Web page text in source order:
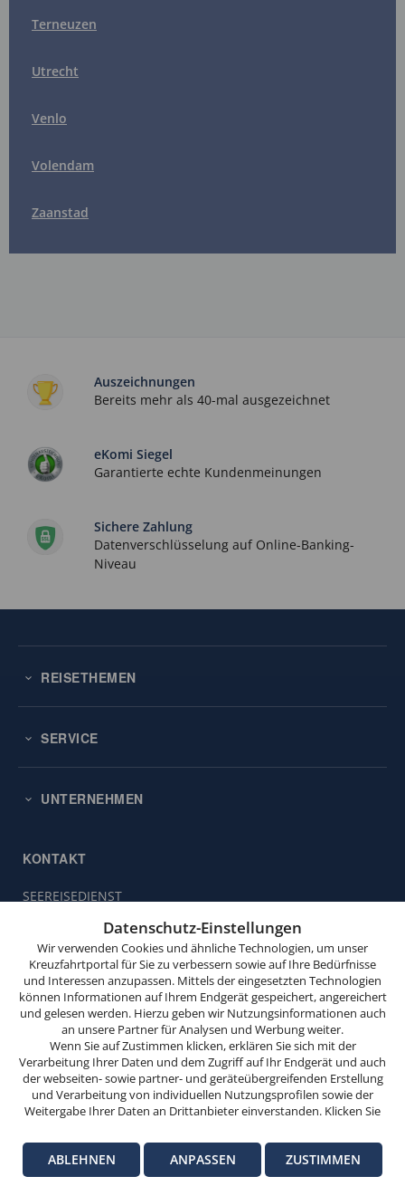
Terneuzen
Utrecht
Venlo
Volendam
Zaanstad
Auszeichnungen
Bereits mehr als 40-mal ausgezeichnet
eKomi Siegel
Garantierte echte Kundenmeinungen
Sichere Zahlung
Datenverschlüsselung auf Online-Banking-
Niveau
REISETHEMEN
SERVICE
UNTERNEHMEN
KONTAKT
SEEREISEDIENST
47119 Duisburg
Buchungsservice:0203 / 30 98 00
(Mo. bis Fr. von 9.00 bis 18.00 Uhr,
Sa. von 10.00 bis 15.00 Uhr,
So. von 10.00 bis 13.00 Uhr,
außer feiertags)
info@seereisedienst.de
ImpressumDatenschutz-Informationen
Datenschutz-Einstellungen
Versicherungsvertrag widerrufen
Diese
verwendet
Cookies.
Wenn
Sie
weitersurfen,
stimmen
Sie
der
Cookie-
OK
Datenschutz-Einstellungen
Wir verwenden Cookies und ähnliche Technologien, um unser
Kreuzfahrtportal für Sie zu verbessern sowie auf Ihre Bedürfnisse
und Interessen anzupassen. Mittels der eingesetzten Technologien
können Informationen auf Ihrem Endgerät gespeichert, angereichert
und gelesen werden. Hierzu geben wir Nutzungsinformationen auch
an unsere Partner für Analysen und Werbung weiter.
Wenn Sie auf Zustimmen klicken, erklären Sie sich mit der
Verarbeitung Ihrer Daten und dem Zugriff auf Ihr Endgerät und auch
der webseiten- sowie partner- und geräteübergreifenden Erstellung
und Verarbeitung von individuellen Nutzungsprofilen sowie der
Weitergabe Ihrer Daten an Drittanbieter einverstanden. Klicken Sie
notwendigen Verarbeitungen zustimmen möchten. Klicken Sie auf
Anpassen, um einzelnen Anbietern die Zustimmung zu erteilen.
Weitere Informationen finden Sie in unserenDatenschutz-
ABLEHNEN ANPASSEN ZUSTIMMEN